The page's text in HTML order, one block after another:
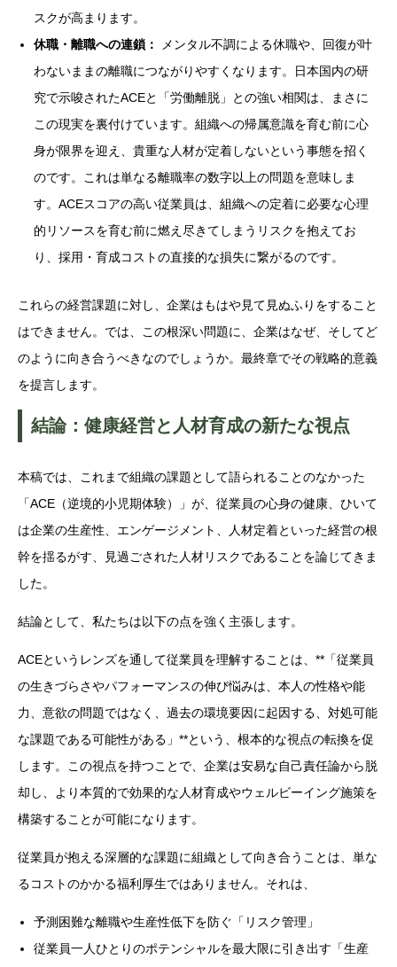
スクが高まります。
休職・離職への連鎖：
メンタル不調による休職や、回復が叶
わないままの離職につながりやすくなります。日本国内の研
究で示唆されたACEと「労働離脱」との強い相関は、まさに
この現実を裏付けています。組織への帰属意識を育む前に心
身が限界を迎え、貴重な人材が定着しないという事態を招く
のです。これは単なる離職率の数字以上の問題を意味しま
す。ACEスコアの高い従業員は、組織への定着に必要な心理
的リソースを育む前に燃え尽きてしまうリスクを抱えてお
り、採用・育成コストの直接的な損失に繋がるのです。
これらの経営課題に対し、企業はもはや見て見ぬふりをすること
はできません。では、この根深い問題に、企業はなぜ、そしてど
のように向き合うべきなのでしょうか。最終章でその戦略的意義
を提言します。
結論：健康経営と人材育成の新たな視点
本稿では、これまで組織の課題として語られることのなかった
「ACE（逆境的小児期体験）」が、従業員の心身の健康、ひいて
は企業の生産性、エンゲージメント、人材定着といった経営の根
幹を揺るがす、見過ごされた人材リスクであることを論じてきま
した。
結論として、私たちは以下の点を強く主張します。
ACEというレンズを通して従業員を理解することは、**「従業員
の生きづらさやパフォーマンスの伸び悩みは、本人の性格や能
力、意欲の問題ではなく、過去の環境要因に起因する、対処可能
な課題である可能性がある」**という、根本的な視点の転換を促
します。この視点を持つことで、企業は安易な自己責任論から脱
却し、より本質的で効果的な人材育成やウェルビーイング施策を
構築することが可能になります。
従業員が抱える深層的な課題に組織として向き合うことは、単な
るコストのかかる福利厚生ではありません。それは、
予測困難な離職や生産性低下を防ぐ「リスク管理」
従業員一人ひとりのポテンシャルを最大限に引き出す「生産